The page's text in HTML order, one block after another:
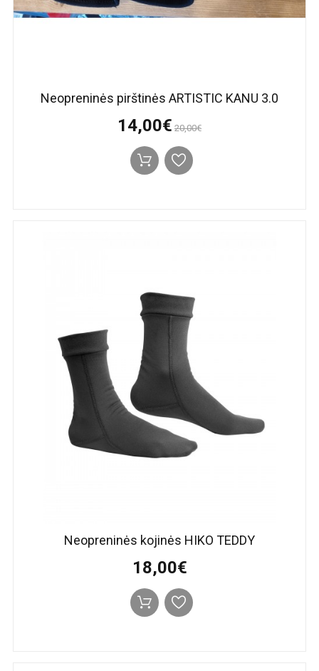
Neopreninės pirštinės ARTISTIC KANU 3.0
14,00€ 20,00€
Neopreninės kojinės HIKO TEDDY
18,00€